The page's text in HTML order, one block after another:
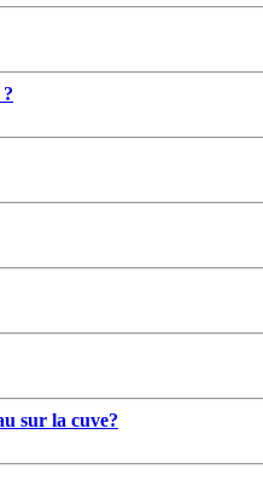
sur la cuve?